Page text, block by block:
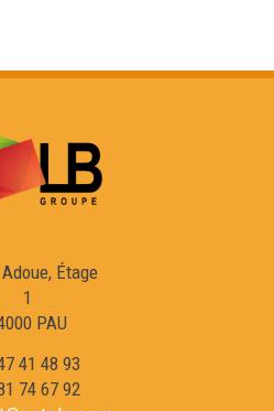
Polidonèla
jovents : Cosmopolida
Étage
1
PAU
41 48 93
74 67 92